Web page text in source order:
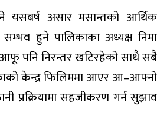
यसबर्ष असार मसान्तको आर्थिक
सम्भव हुने पालिकाका अध्यक्ष निमा
आफू पनि निरन्तर खटिरहेको साथै सबै
केन्द्र फिलिममा आएर आ–आफ्नो
प्रक्रियामा सहजीकरण गर्न सुझाव